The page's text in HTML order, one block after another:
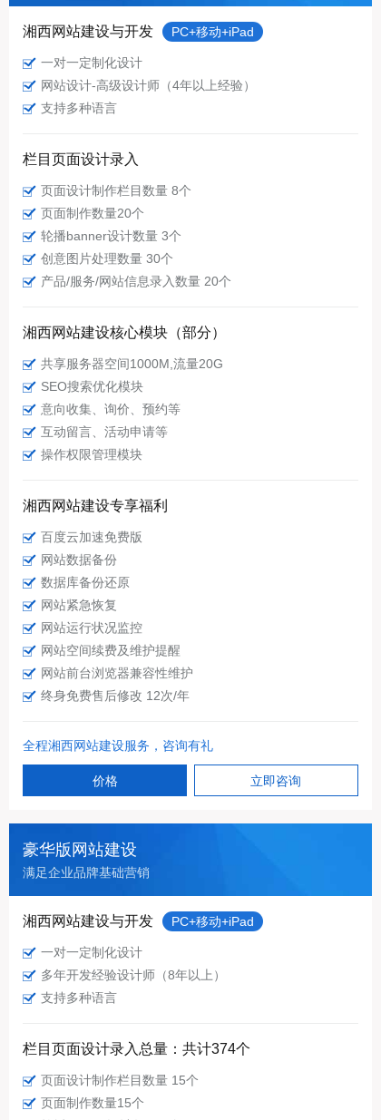
湘西网站建设与开发 PC+移动+iPad
一对一定制化设计
网站设计-高级设计师（4年以上经验）
支持多种语言
栏目页面设计录入
页面设计制作栏目数量 8个
页面制作数量20个
轮播banner设计数量 3个
创意图片处理数量 30个
产品/服务/网站信息录入数量 20个
湘西网站建设核心模块（部分）
共享服务器空间1000M,流量20G
SEO搜索优化模块
意向收集、询价、预约等
互动留言、活动申请等
操作权限管理模块
湘西网站建设专享福利
百度云加速免费版
网站数据备份
数据库备份还原
网站紧急恢复
网站运行状况监控
网站空间续费及维护提醒
网站前台浏览器兼容性维护
终身免费售后修改 12次/年
全程湘西网站建设服务，咨询有礼
价格 立即咨询
豪华版网站建设
满足企业品牌基础营销
湘西网站建设与开发 PC+移动+iPad
一对一定制化设计
多年开发经验设计师（8年以上）
支持多种语言
栏目页面设计录入总量：共计374个
页面设计制作栏目数量 15个
页面制作数量15个